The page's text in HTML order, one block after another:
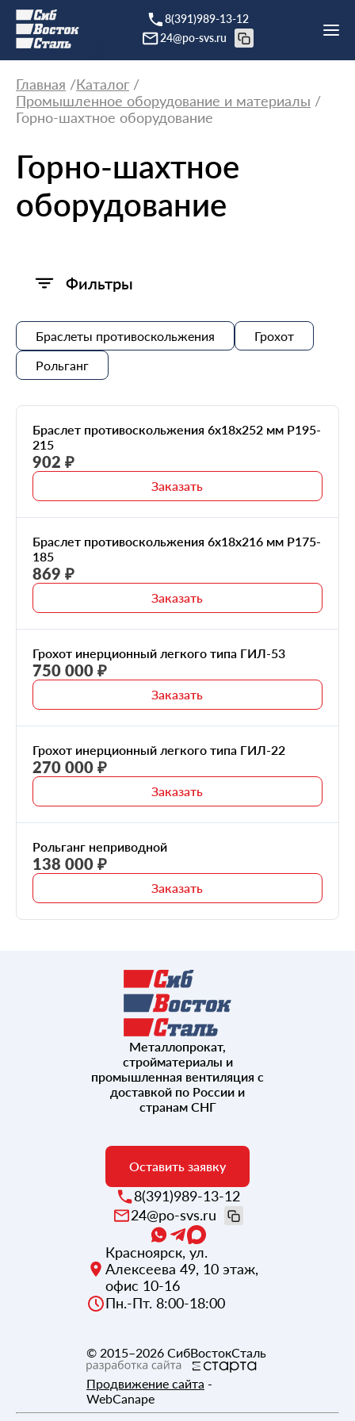
8(391)989-13-12
24@po-svs.ru
Главная
Каталог
Промышленное оборудование и материалы
Горно-шахтное оборудование
Горно-шахтное
оборудование
Фильтры
Браслеты противоскольжения
Грохот
Рольганг
Браслет противоскольжения 6x18x252 мм Р195-
215
902 ₽
Заказать
Браслет противоскольжения 6x18x216 мм Р175-
185
869 ₽
Заказать
Грохот инерционный легкого типа ГИЛ-53
750 000 ₽
Заказать
Грохот инерционный легкого типа ГИЛ-22
270 000 ₽
Заказать
Рольганг неприводной
138 000 ₽
Заказать
Металлопрокат,
стройматериалы и
промышленная вентиляция с
доставкой по России и
странам СНГ
Оставить заявку
8(391)989-13-12
24@po-svs.ru
Красноярск, ул.
Алексеева 49, 10 этаж,
офис 10-16
Пн.-Пт. 8:00-18:00
© 2015–2026 СибВостокСталь
Продвижение сайта -
WebCanape